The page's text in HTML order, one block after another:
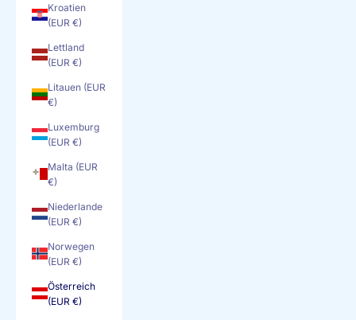
Kroatien
(EUR €)
Lettland
(EUR €)
Litauen (EUR
€)
Luxemburg
(EUR €)
Malta (EUR
€)
Niederlande
(EUR €)
Norwegen
(EUR €)
Österreich
(EUR €)